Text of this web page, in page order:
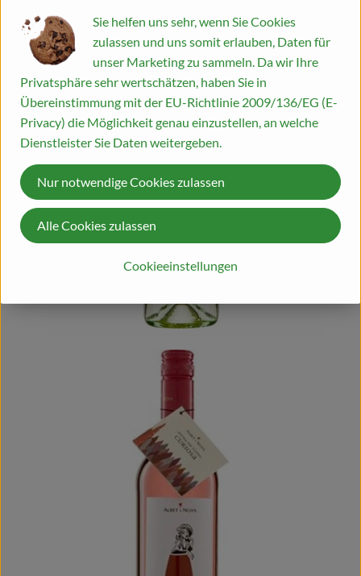
Sie helfen uns sehr, wenn Sie Cookies
zulassen und uns somit erlauben, Daten für
unser Marketing zu sammeln. Da wir Ihre
Privatsphäre sehr wertschätzen, haben Sie in
Übereinstimmung mit der EU-Richtlinie 2009/136/EG (E-
Privacy) die Möglichkeit genau einzustellen, an welche
Dienstleister Sie Daten weitergeben.
Cookieeinstellungen
Nur notwendige Cookies zulassen
Alle Cookies zulassen